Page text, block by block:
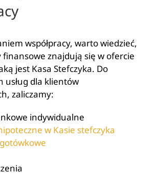
współpracy, warto wiedzieć,
znajdują się w ofercie
jest Kasa Stefczyka. Do
usług dla klientów
zaliczamy:
indywidualne
w Kasie stefczyka